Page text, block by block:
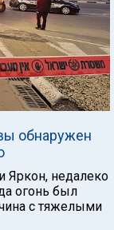
обнаружен
Яркон, недалеко
огонь был
с тяжелыми